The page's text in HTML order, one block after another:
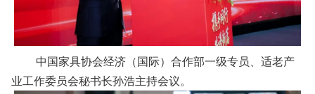
中国家具协会经济（国际）合作部一级专员、适老产
业工作委员会秘书长孙浩主持会议。